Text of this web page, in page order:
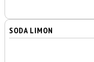
SODA LIMON